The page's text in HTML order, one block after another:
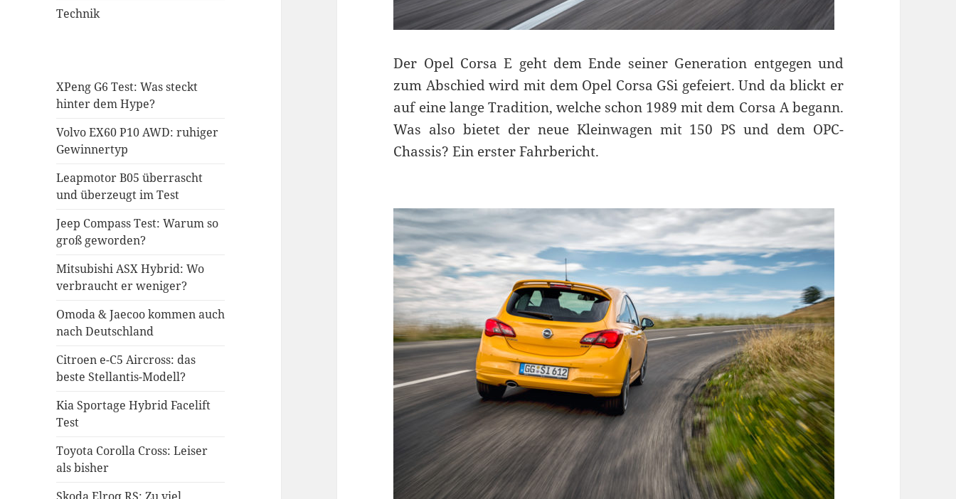
Technik
XPeng G6 Test: Was steckt
hinter dem Hype?
Volvo EX60 P10 AWD: ruhiger
Gewinnertyp
Leapmotor B05 überrascht
und überzeugt im Test
Jeep Compass Test: Warum so
groß geworden?
Mitsubishi ASX Hybrid: Wo
verbraucht er weniger?
Omoda & Jaecoo kommen auch
nach Deutschland
Citroen e-C5 Aircross: das
beste Stellantis-Modell?
Kia Sportage Hybrid Facelift
Test
Toyota Corolla Cross: Leiser
als bisher
Der Opel Corsa E geht dem Ende seiner Generation entgegen und
zum Abschied wird mit dem Opel Corsa GSi gefeiert. Und da blickt er
auf eine lange Tradition, welche schon 1989 mit dem Corsa A begann.
Was also bietet der neue Kleinwagen mit 150 PS und dem OPC-
Chassis? Ein erster Fahrbericht.